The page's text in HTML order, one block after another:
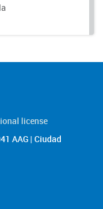
license
AAG | Ciudad